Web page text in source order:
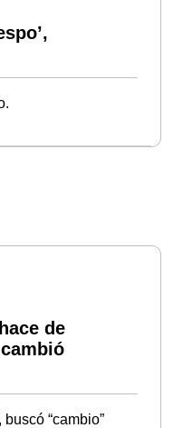
de
cambió
buscó “cambio”